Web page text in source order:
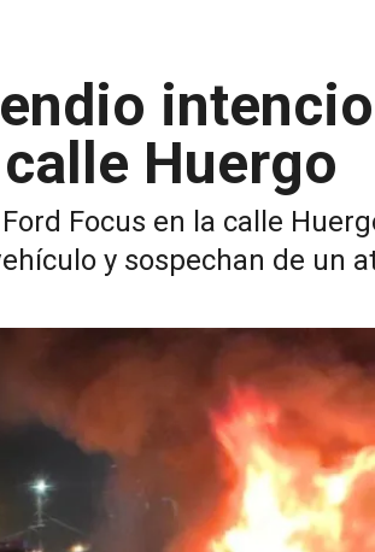
Huergo
Focus en la calle
y sospechan de un